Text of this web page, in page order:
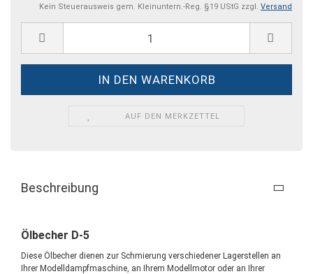
Kein Steuerausweis gem. Kleinuntern.-Reg. §19 UStG zzgl. Versand
AUF DEN MERKZETTEL
Beschreibung
Ölbecher D-5
Diese Ölbecher dienen zur Schmierung verschiedener Lagerstellen an
Ihrer Modelldampfmaschine, an Ihrem Modellmotor oder an Ihrer